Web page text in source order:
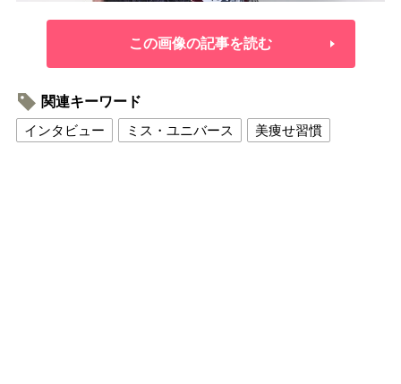
この画像の記事を読む
関連キーワード
インタビュー
ミス・ユニバース 美痩せ習慣